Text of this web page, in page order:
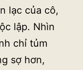
lạc của cô,
lập. Nhìn
chỉ tủm
sợ hơn,